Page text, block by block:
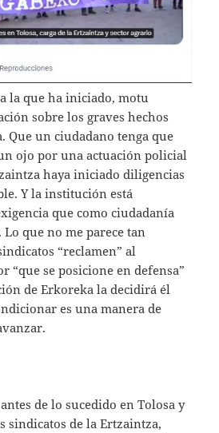
la que ha iniciado, motu
sobre los graves hechos
Que un ciudadano tenga que
ojo por una actuación policial
haya iniciado diligencias
Y la institución está
que como ciudadanía
que no me parece tan
“reclamen” al
“que se posicione en defensa”
de Erkoreka la decidirá él
es una manera de
de lo sucedido en Tolosa y
sindicatos de la Ertzaintza,